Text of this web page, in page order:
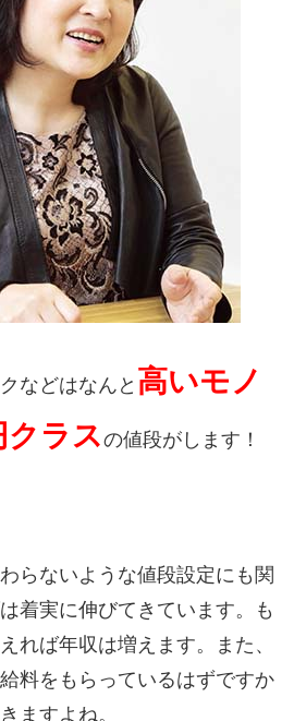
などはなんと 高いモノ
クラスの値段がします！
らないような値段設定にも関
着実に伸びてきています。
も
れば年収は増えます。
また、
料をもらっているはずですか
ますよね。